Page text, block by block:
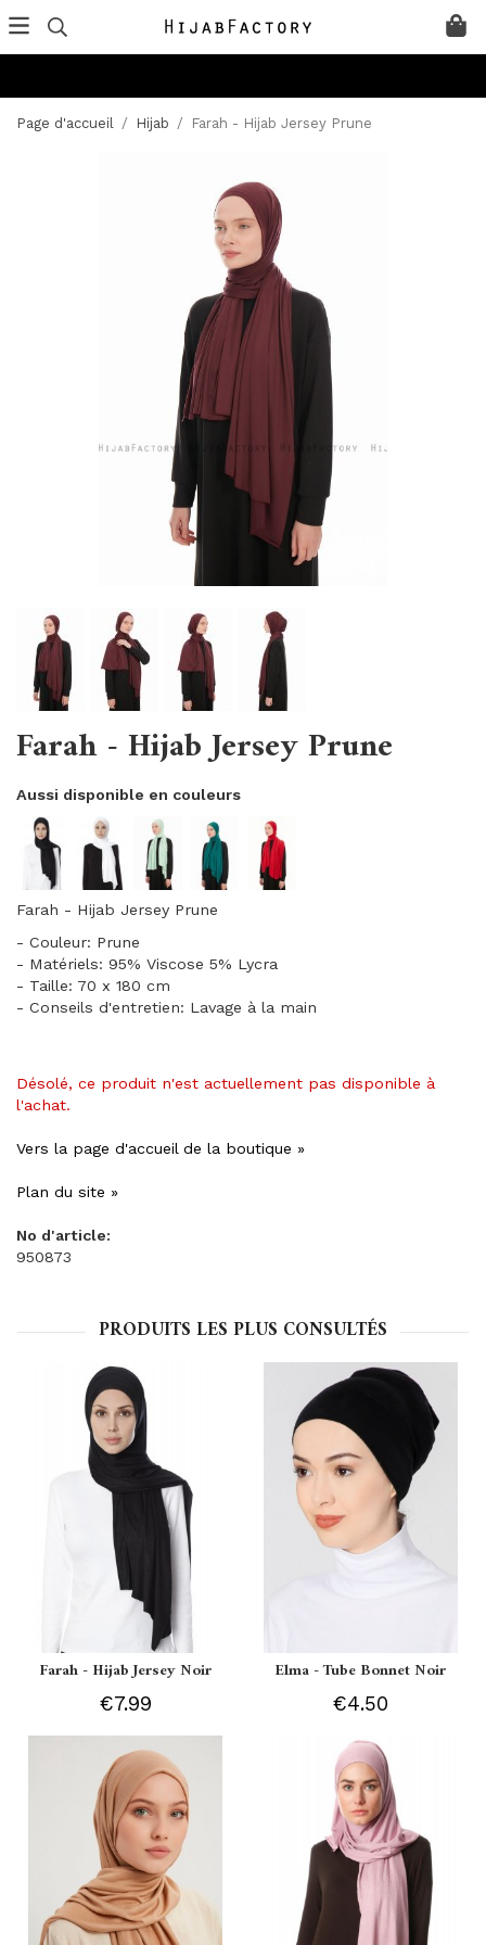
Page d'accueil / Hijab / Farah - Hijab Jersey Prune
Farah - Hijab Jersey Prune
Aussi disponible en couleurs
Farah - Hijab Jersey Prune
- Couleur: Prune
- Matériels: 95% Viscose 5% Lycra
- Taille: 70 x 180 cm
- Conseils d'entretien: Lavage à la main
Désolé, ce produit n'est actuellement pas disponible à
l'achat.
Vers la page d'accueil de la boutique »
Plan du site »
No d'article:
950873
PRODUITS LES PLUS CONSULTÉS
Farah - Hijab Jersey Noir
€7.99
Elma - Tube Bonnet Noir
€4.50